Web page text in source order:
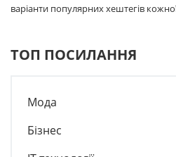
варіанти популярних хештегів
ТОП ПОСИЛАННЯ
Мода
Бізнес